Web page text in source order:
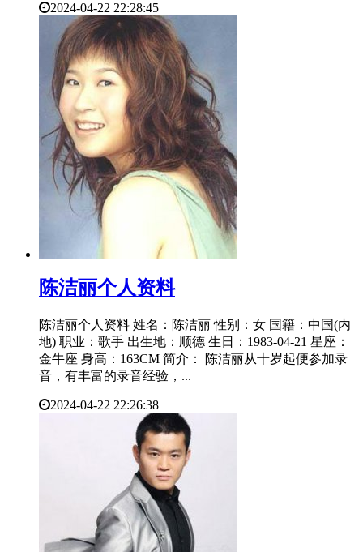
2024-04-22 22:28:45
​陈洁丽个人资料
陈洁丽个人资料 姓名：陈洁丽 性别：女 国籍：中国(内
地) 职业：歌手 出生地：顺德 生日：1983-04-21 星座：
金牛座 身高：163CM 简介： 陈洁丽从十岁起便参加录
音，有丰富的录音经验，...
2024-04-22 22:26:38